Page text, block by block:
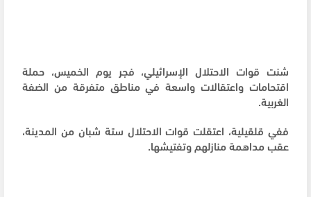
شنت قوات الاحتلال الإسرائيلي، فجر يوم الخميس، حملة
اقتحامات واعتقالات واسعة في مناطق متفرقة من الضفة
الغربية.
ففي قلقيلية، اعتقلت قوات الاحتلال ستة شبان من المدينة،
عقب مداهمة منازلهم وتفتيشها.